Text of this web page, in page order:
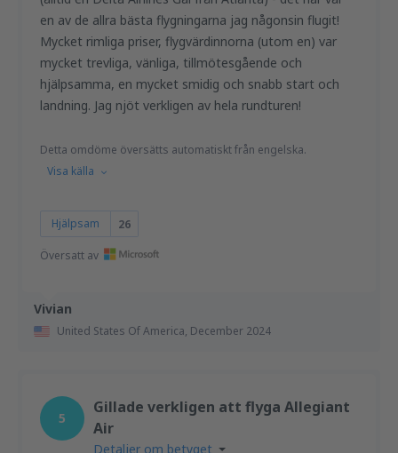
Vivian
United States Of America, December 2024
en av de allra bästa flygningarna jag någonsin flugit!
Mycket rimliga priser, flygvärdinnorna (utom en) var
mycket trevliga, vänliga, tillmötesgående och
hjälpsamma, en mycket smidig och snabb start och
landning. Jag njöt verkligen av hela rundturen!
Detta omdöme översätts automatiskt från engelska.
Visa källa
Hjälpsam 26
Översatt av
5
Gillade verkligen att flyga Allegiant
Air
Detaljer om betyget